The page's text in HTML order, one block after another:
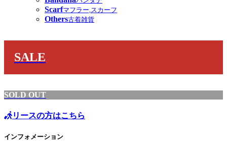
Scarfマフラー,スカーフ
Others古着雑貨
SALE
SOLD OUT
リースの方はこちら
インフォメーション